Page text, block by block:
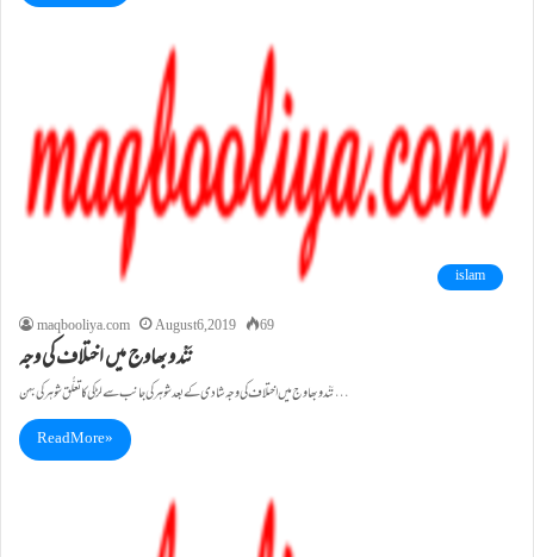
islam
maqbooliya.com
August 6, 2019 69
نَنْد و بھاوج میں اختلاف کی وجہ
نَنْد و بھاوج میں اختلاف کی وجہ شادی کے بعد شوہر کی جانب سے لڑکی کا تعلُّق شوہر کی بہن…
Read More »